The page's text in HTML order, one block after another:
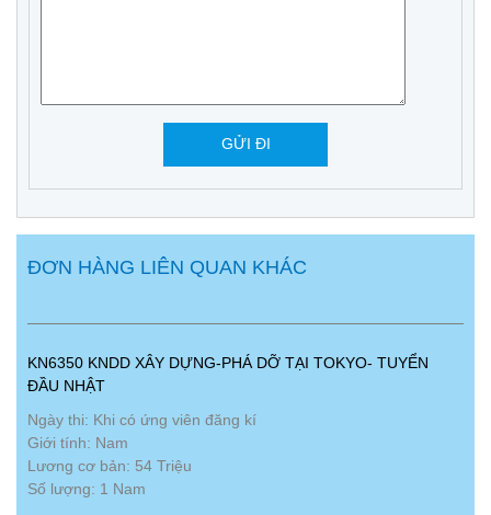
ĐƠN HÀNG LIÊN QUAN KHÁC
KN6350 KNDD XÂY DỰNG-PHÁ DỠ TẠI TOKYO- TUYỂN
ĐẦU NHẬT
Ngày thi: Khi có ứng viên đăng kí
Giới tính: Nam
Lương cơ bản: 54 Triệu
Số lượng: 1 Nam